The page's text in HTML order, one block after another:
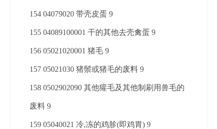
154 04079020 带壳皮蛋 9
155 04089100001 干的其他去壳禽蛋 9
156 05021020001 猪毛 9
157 05021030 猪鬃或猪毛的废料 9
158 0502902090 其他獾毛及其他制刷用兽毛的
废料 9
159 05040021 冷,冻的鸡胗(即鸡胃) 9